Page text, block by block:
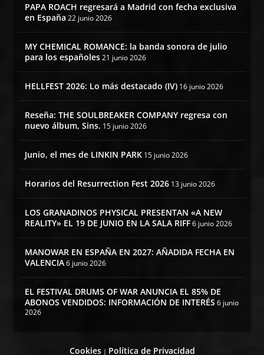
PAPA ROACH regresará a Madrid con fecha exclusiva
en España 22 junio 2026
MY CHEMICAL ROMANCE: la banda sonora de julio
para los españoles 21 junio 2026
HELLFEST 2026: Lo más destacado (IV) 16 junio 2026
Reseña: THE SOULBREAKER COMPANY regresa con
nuevo álbum, Sins. 15 junio 2026
Junio, el mes de LINKIN PARK 15 junio 2026
Horarios del Resurrection Fest 2026 13 junio 2026
LOS GRANADINOS PHYSICAL PRESENTAN «A NEW
REALITY» EL 19 DE JUNIO EN LA SALA RIFF 6 junio 2026
MANOWAR EN ESPAÑA EN 2027: AÑADIDA FECHA EN
VALENCIA 6 junio 2026
EL FESTIVAL DRUMS OF WAR ANUNCIA EL 85% DE
ABONOS VENDIDOS: INFORMACIÓN DE INTERÉS 6 junio
2026
Cookies| Política de Privacidad